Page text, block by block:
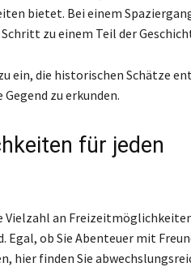
bietet. Bei einem
zu einem Teil der
ein, die historischen Schätze
zu erkunden.
für jeden
Vielzahl an
ob Sie Abenteuer mit
hier finden Sie